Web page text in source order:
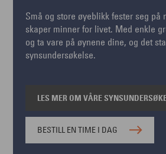
Små og store øyeblikk fester seg på
skaper minner for livet. Med enkle
og ta vare på øynene dine, og det
synsundersøkelse.
LES MER OM VÅRE
BESTILL EN TIME I DAG